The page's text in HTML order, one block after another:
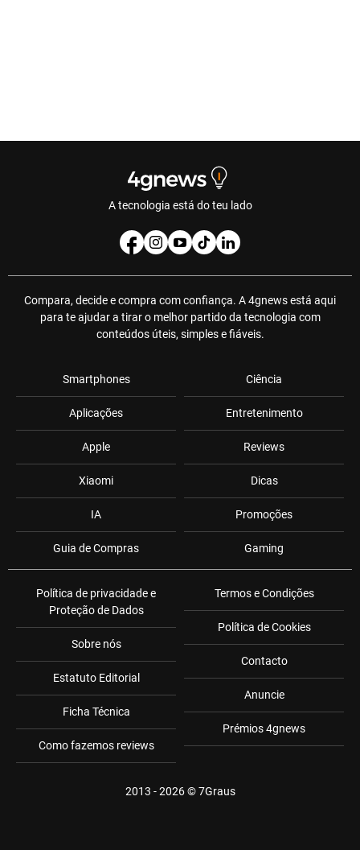
A tecnologia está do teu lado
Compara, decide e compra com confiança. A 4gnews está aqui
para te ajudar a tirar o melhor partido da tecnologia com
conteúdos úteis, simples e fiáveis.
Smartphones
Aplicações
Apple
Xiaomi
IA
Guia de Compras
Ciência
Entretenimento
Reviews
Dicas
Promoções
Gaming
Política de privacidade e
Proteção de Dados
Sobre nós
Estatuto Editorial
Ficha Técnica
Como fazemos reviews
Termos e Condições
Política de Cookies
Contacto
Anuncie
Prémios 4gnews
2013 - 2026 ©7Graus